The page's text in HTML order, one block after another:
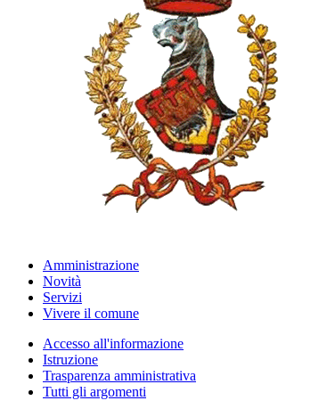
Amministrazione
Novità
Servizi
Vivere il comune
Accesso all'informazione
Istruzione
Trasparenza amministrativa
Tutti gli argomenti